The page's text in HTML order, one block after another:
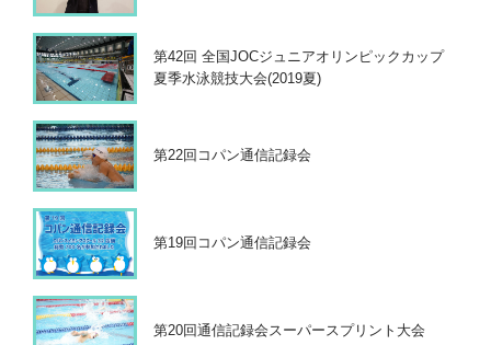
第42回 全国JOCジュニアオリンピックカップ
夏季水泳競技大会(2019夏)
第22回コパン通信記録会
第19回コパン通信記録会
第20回通信記録会スーパースプリント大会